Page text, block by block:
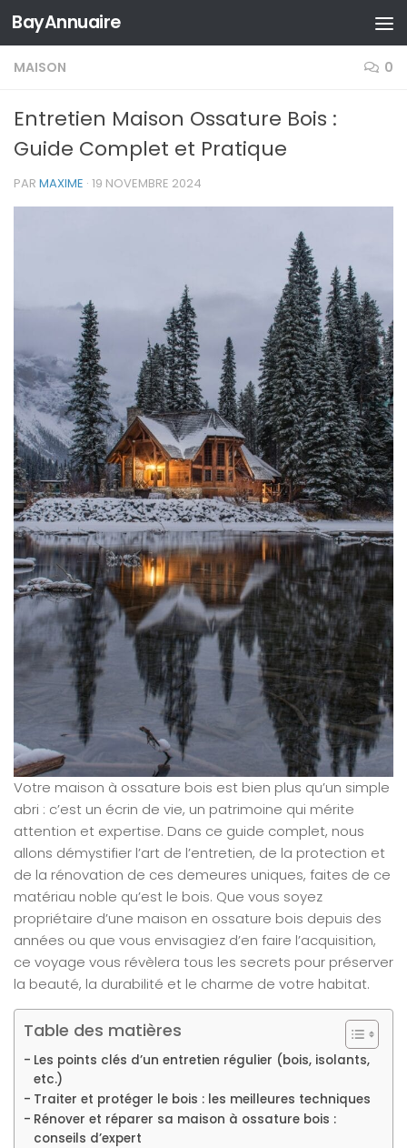
Skip to content
BayAnnuaire
MAISON 0
Entretien Maison Ossature Bois :
Guide Complet et Pratique
PAR MAXIME · 19 NOVEMBRE 2024
Votre maison à ossature bois est bien plus qu’un simple
abri : c’est un écrin de vie, un patrimoine qui mérite
attention et expertise. Dans ce guide complet, nous
allons démystifier l’art de l’entretien, de la protection et
de la rénovation de ces demeures uniques, faites de ce
matériau noble qu’est le bois. Que vous soyez
propriétaire d’une maison en ossature bois depuis des
années ou que vous envisagiez d’en faire l’acquisition,
ce voyage vous révèlera tous les secrets pour préserver
la beauté, la durabilité et le charme de votre habitat.
Table des matières
Les points clés d’un entretien régulier (bois, isolants,
etc.)
Traiter et protéger le bois : les meilleures techniques
Rénover et réparer sa maison à ossature bois :
conseils d’expert